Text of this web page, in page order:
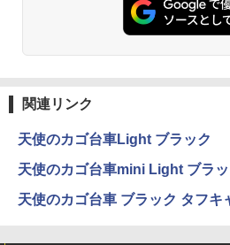
関連リンク
天使のカゴ台車Light ブラック
天使のカゴ台車mini Light ブラッ
天使のカゴ台車 ブラック タフキ